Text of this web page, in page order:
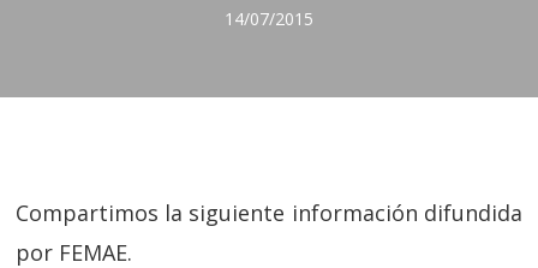
14/07/2015
Compartimos la siguiente información difundida
por FEMAE.